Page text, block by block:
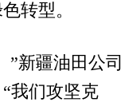
转型。
”新疆油田公司
我们攻坚克